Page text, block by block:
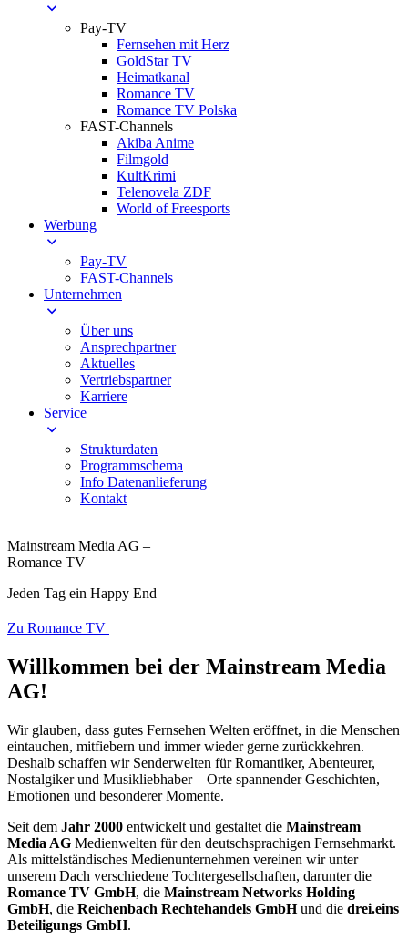
Pay-TV
Fernsehen mit Herz
GoldStar TV
Heimatkanal
Romance TV
Romance TV Polska
FAST-Channels
Akiba Anime
Filmgold
KultKrimi
Telenovela ZDF
World of Freesports
Werbung
Pay-TV
FAST-Channels
Unternehmen
Über uns
Ansprechpartner
Aktuelles
Vertriebspartner
Karriere
Service
Strukturdaten
Programmschema
Info Datenanlieferung
Kontakt
Mainstream Media AG –
Romance TV
Jeden Tag ein Happy End
Zu Romance TV
Willkommen bei der Mainstream Media
AG!
Wir glauben, dass gutes Fernsehen Welten eröffnet, in die Menschen
eintauchen, mitfiebern und immer wieder gerne zurückkehren.
Deshalb schaffen wir Senderwelten für Romantiker, Abenteurer,
Nostalgiker und Musikliebhaber – Orte spannender Geschichten,
Emotionen und besonderer Momente.
Seit dem Jahr 2000 entwickelt und gestaltet die Mainstream
Media AG Medienwelten für den deutschsprachigen Fernsehmarkt.
Als mittelständisches Medienunternehmen vereinen wir unter
unserem Dach verschiedene Tochtergesellschaften, darunter die
Romance TV GmbH, die Mainstream Networks Holding
GmbH, die Reichenbach Rechtehandels GmbHund die drei.eins
Beteiligungs GmbH.